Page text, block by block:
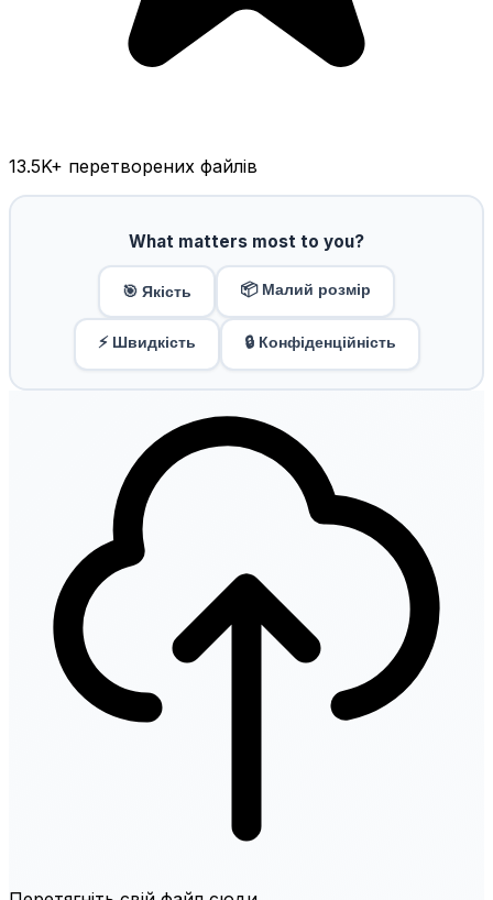
13.5K+ перетворених файлів
What matters most to you?
🎯 Якість 📦 Малий розмір
⚡ Швидкість 🔒 Конфіденційність